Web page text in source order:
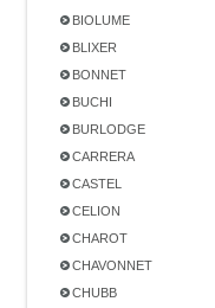
BIOLUME
BLIXER
BONNET
BUCHI
BURLODGE
CARRERA
CASTEL
CELION
CHAROT
CHAVONNET
CHUBB